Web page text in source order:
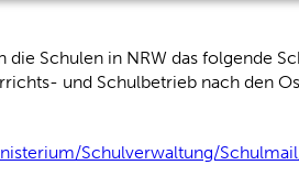
Schulen in NRW das folgende
und Schulbetrieb nach den
Schulverwaltung/